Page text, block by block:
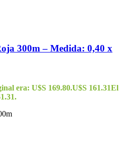
300m – Medida: 0,40 x
era: U$S 169.80.U$S 161.31El